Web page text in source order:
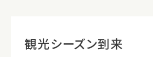
観光シーズン到来